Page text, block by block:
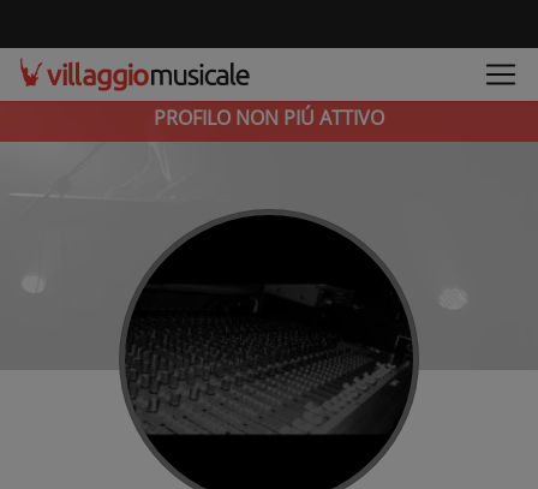
PROFILO NON PIÚ ATTIVO